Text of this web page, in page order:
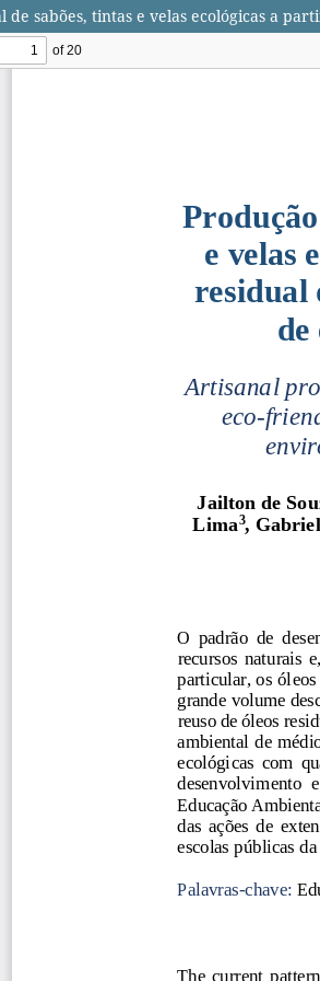
de sabões, tintas e velas ecológicas a